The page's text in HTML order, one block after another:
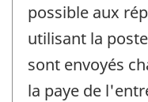
possible aux
utilisant la
sont envoyés
la paye de